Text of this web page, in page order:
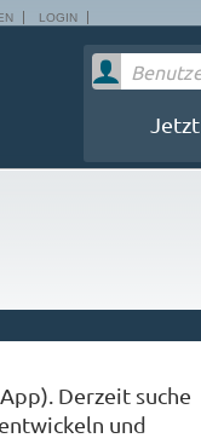
LOGIN
Jetzt
Derzeit suche
und